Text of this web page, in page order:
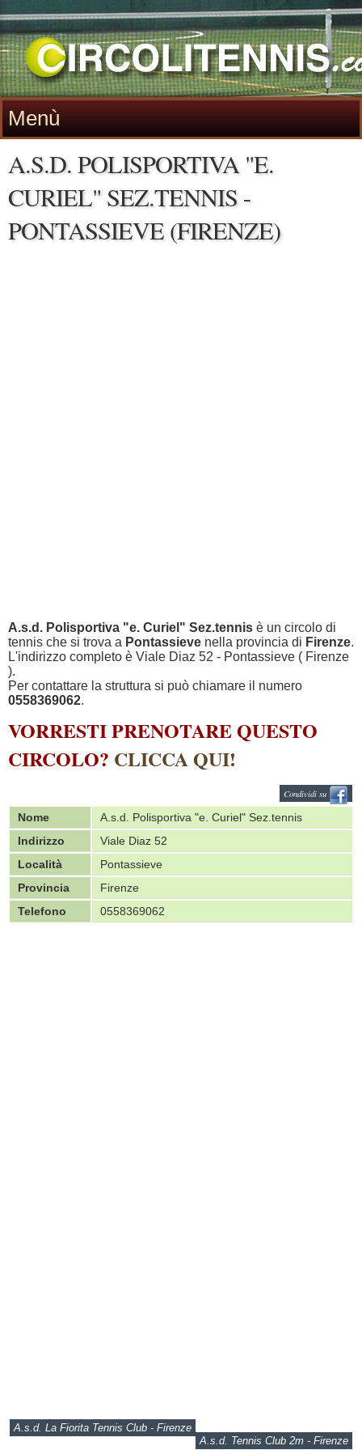
Menù
A.S.D. POLISPORTIVA "E.
CURIEL" SEZ.TENNIS -
PONTASSIEVE (FIRENZE)
A.s.d. Polisportiva "e. Curiel" Sez.tennis è un circolo di
tennis che si trova a Pontassieve nella provincia di Firenze.
L'indirizzo completo è Viale Diaz 52 - Pontassieve ( Firenze
).
Per contattare la struttura si può chiamare il numero
0558369062.
VORRESTI PRENOTARE QUESTO
CIRCOLO? CLICCA QUI!
Condividi su
Nome
A.s.d. Polisportiva "e. Curiel" Sez.tennis
Indirizzo
Viale Diaz 52
Località
Pontassieve
Provincia
Firenze
Telefono
0558369062
A.s.d. La Fiorita Tennis Club - Firenze
A.s.d. Tennis Club 2m - Firenze